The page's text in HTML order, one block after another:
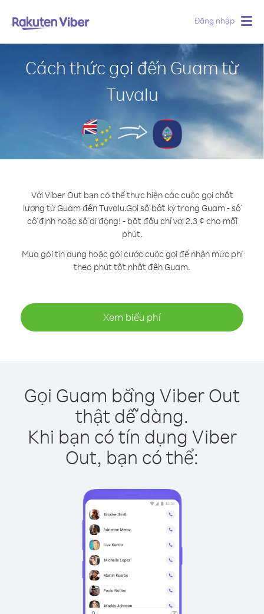
Đăng nhập
Cách thức gọi đến Guam từ
Tuvalu
Với Viber Out bạn có thể thực hiện các cuộc gọi chất
lượng từ Guam đến Tuvalu.Gọi số bất kỳ trong Guam - số
cố định hoặc số di động! - bắt đầu chỉ với 2.3 ¢ cho mỗi
phút.
Mua gói tín dụng hoặc gói cước cuộc gọi để nhận mức phí
theo phút tốt nhất đến Guam.
Xem biểu phí
Gọi Guam bằng Viber Out
thật dễ dàng.
Khi bạn có tín dụng Viber
Out, bạn có thể: